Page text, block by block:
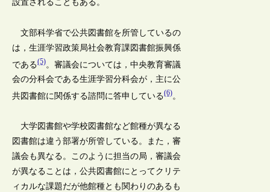
設置されることもある。
文部科学省で公共図書館を所管しているの
は，生涯学習政策局社会教育課図書館振興係
である(5)。審議会については，中央教育審議
会の分科会である生涯学習分科会が，主に公
共図書館に関係する諮問に答申している(6)。
大学図書館や学校図書館など館種が異なる
図書館は違う部署が所管している。また，審
議会も異なる。このように担当の局，審議会
が異なることは，公共図書館にとってクリテ
ィカルな課題だが他館種とも関わりのあるも